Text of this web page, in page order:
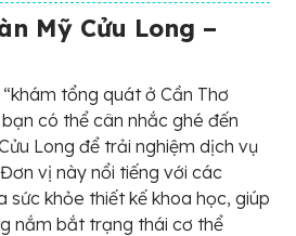
Mỹ Cửu Long –
tổng quát ở Cần Thơ
có thể cân nhắc ghé đến
Long để trải nghiệm dịch vụ
vị này nổi tiếng với các
sức khỏe thiết kế khoa học, giúp
nắm bắt trạng thái cơ thể